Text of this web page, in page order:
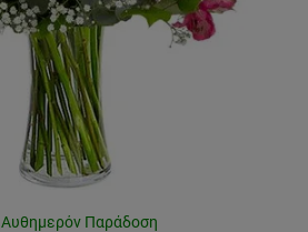
Αυθημερόν Παράδοση